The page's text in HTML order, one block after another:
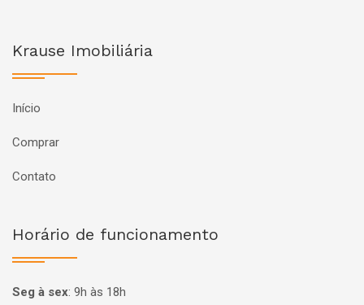
Krause Imobiliária
Início
Comprar
Contato
Horário de funcionamento
Seg à sex: 9h às 18h